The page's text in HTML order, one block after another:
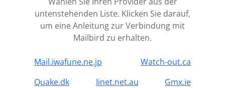
untenstehenden Liste. Klicken Sie darauf,
um eine Anleitung zur Verbindung mit
Mailbird zu erhalten.
Mail.iwafune.ne.jp
Watch-out.ca
Quake.dk
Iinet.net.au
Gmx.ie